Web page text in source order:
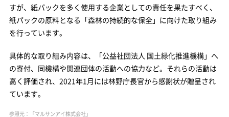
すが、紙パックを多く使用する企業としての責任を果たすべく、
紙パックの原料となる「森林の持続的な保全」に向けた取り組み
を行っています。
具体的な取り組み内容は、「公益社団法人 国土緑化推進機構」へ
の寄付、同機構や関連団体の活動への協力など。それらの活動は
高く評価され、2021年1月には林野庁長官から感謝状が贈呈され
ています。
参照元：「マルサンアイ株式会社」